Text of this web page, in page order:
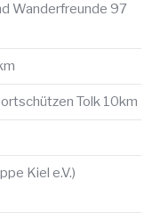
Wanderfreunde 97
Tolk 10km
Kiel e.V.)